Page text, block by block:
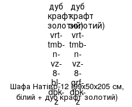
Шафа Натіво-12 (99х50х205 см,
білий + дуб крафт золотий)